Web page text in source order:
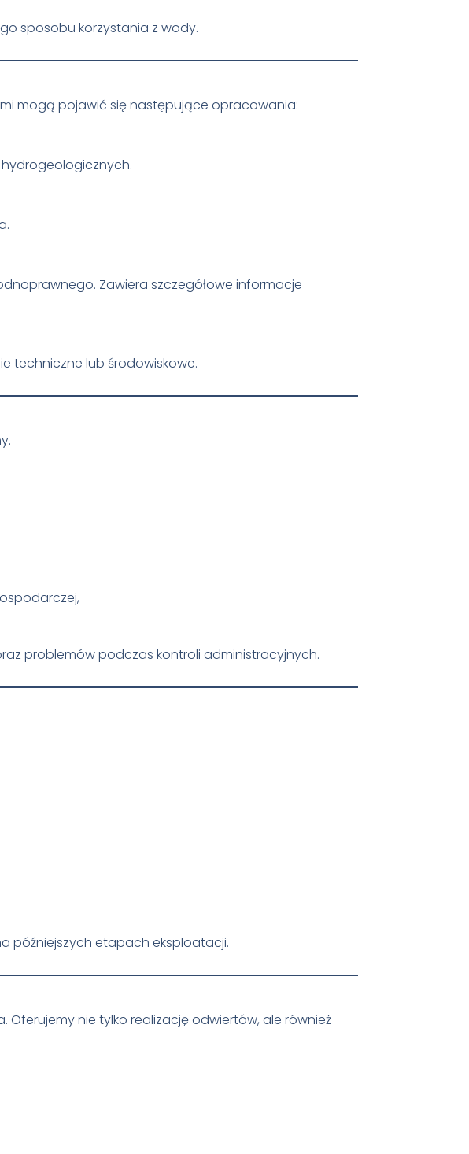
sposobu korzystania z wody.
mogą pojawić się następujące opracowania:
Zawiera szczegółowe informacje
techniczne lub środowiskowe.
problemów podczas kontroli administracyjnych.
późniejszych etapach eksploatacji.
Oferujemy nie tylko realizację odwiertów, ale również